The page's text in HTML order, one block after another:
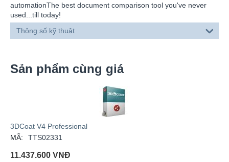
automationThe best document comparison tool you've never
used...till today!
Thông số kỹ thuật
Sản phẩm cùng giá
3DCoat V4 Professional
MÃ:
TTS02331
11.437.600 VNĐ